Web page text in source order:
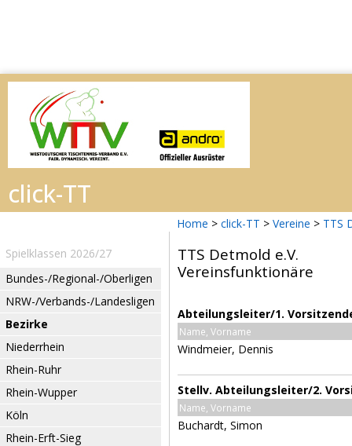
Home > click-TT > Vereine > TTS
Spielklassen 2026/27
Bundes-/Regional-/Oberligen
NRW-/Verbands-/Landesligen
Bezirke
Niederrhein
Rhein-Ruhr
Rhein-Wupper
Köln
Rhein-Erft-Sieg
TTS Detmold e.V.
Vereinsfunktionäre
Abteilungsleiter/1.
Name, Vorname
Windmeier, Dennis
Stellv. Abteilungsleiter/2.
Name, Vorname
Buchardt, Simon